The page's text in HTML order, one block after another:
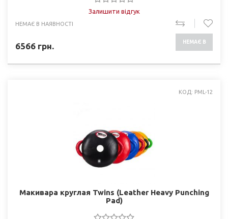
Залишити відгук
НЕМАЄ В НАЯВНОСТІ
6566 грн. НЕМАЄ В
КОД: PML-12
Макивара круглая Twins (Leather Heavy Punching
Pad)